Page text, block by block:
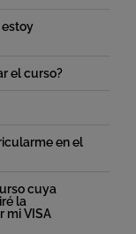
estoy
el curso?
en el
cuya
la
mi VISA